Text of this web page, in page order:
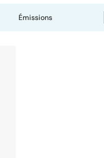
Émissions